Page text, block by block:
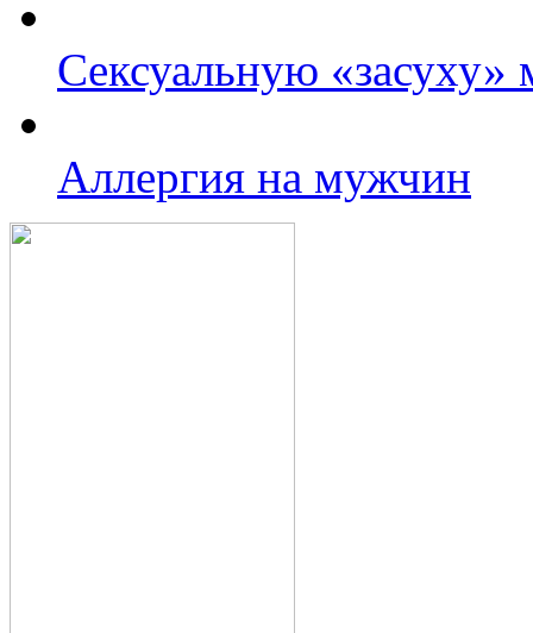
Cексуальную
Аллергия на мужчин